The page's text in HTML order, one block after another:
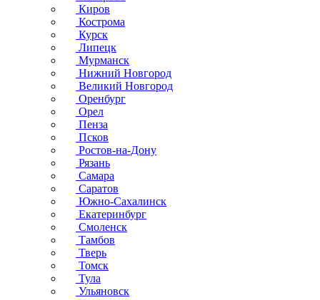
Киров
Кострома
Курск
Липецк
Мурманск
Нижний Новгород
Великий Новгород
Оренбург
Орел
Пенза
Псков
Ростов-на-Дону
Рязань
Самара
Саратов
Южно-Сахалинск
Екатеринбург
Смоленск
Тамбов
Тверь
Томск
Тула
Ульяновск